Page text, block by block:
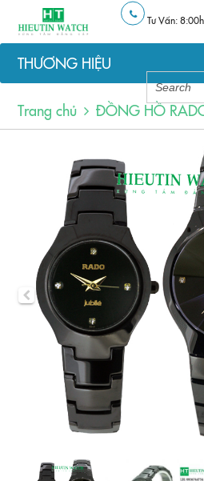
Tư Vấn:
THƯƠNG HIỆU
Trang chủ ĐỒNG HỒ